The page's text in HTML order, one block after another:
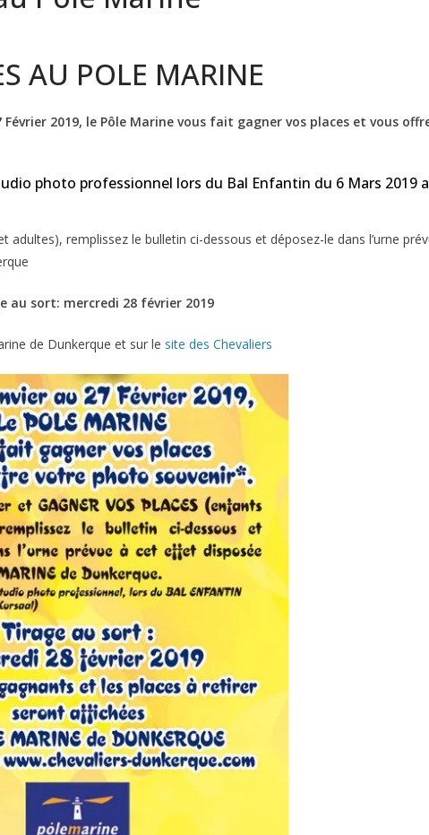
AU POLE MARINE
Février 2019, le Pôle Marine vous fait gagner vos places et vous
photo professionnel lors du Bal Enfantin du 6 Mars 2019
remplissez le bulletin ci-dessous et déposez-le dans l’urne
au sort: mercredi 28 février 2019
de Dunkerque et sur le site des Chevaliers